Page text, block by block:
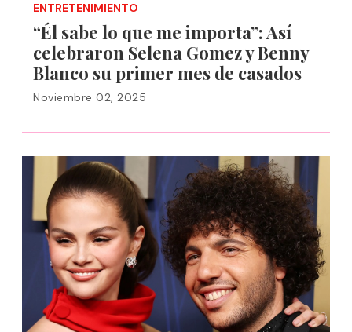
ENTRETENIMIENTO
“Él sabe lo que me importa”: Así
celebraron Selena Gomez y Benny
Blanco su primer mes de casados
Noviembre 02, 2025